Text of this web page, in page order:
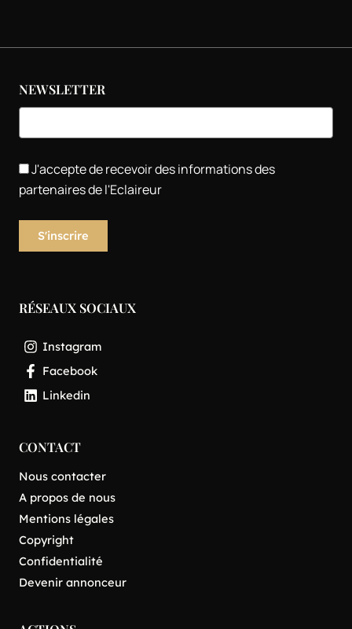
NEWSLETTER
J'accepte de recevoir des informations des
partenaires de l'Eclaireur
RÉSEAUX SOCIAUX
Instagram
Facebook
Linkedin
CONTACT
Nous contacter
A propos de nous
Mentions légales
Copyright
Confidentialité
Devenir annonceur